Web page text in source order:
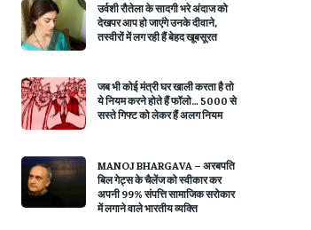
उर्वशी रौतेला के सादगी भरे अंदाज को
देखपर आप हो जाएंगे उनके दीवाने,
तस्वीरों में लग रही हैं बेहद खूबसूरत
जब भी कोई मंत्री घर खाली करता है तो
ये नियम करने होते हैं फॉलो… 5000 से
सस्ते गिफ्ट को लेकर हैं अलग नियम
MANOJ BHARGAVA – अरबपति
बिल गेट्स के चैलेंज को स्वीकार कर
अपनी 99% संपत्ति सामाजिक सरोकार
में लगाने वाले भारतीय व्यक्ति